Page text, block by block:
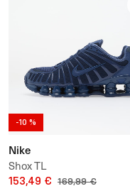
-10 %
Nike
Shox TL
153,49 € 169,99 €